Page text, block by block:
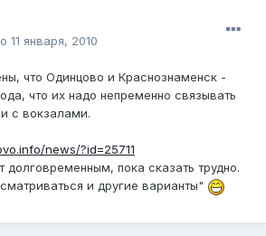
11 января, 2010
что Одинцово и Краснознаменск -
что их надо непременно связывать
с вокзалами.
news/?id=25711
долговременным, пока сказать трудно.
и другие варианты"